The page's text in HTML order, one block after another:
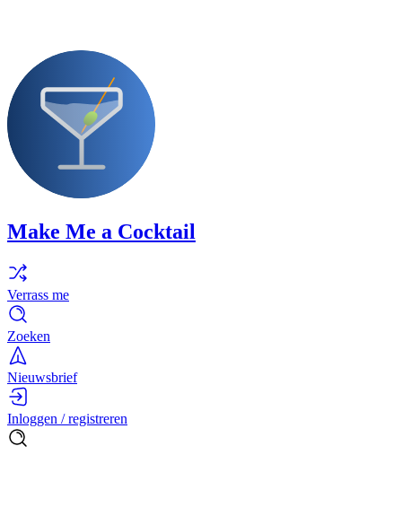
Make Me a Cocktail
Verrass me
Zoeken
Nieuwsbrief
Inloggen / registreren